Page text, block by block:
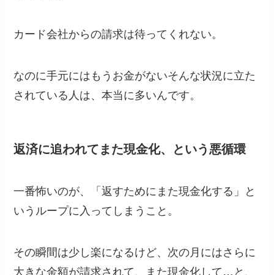
カード会社からの請求は待ってくれない。
なのに手元にはもうお金がないそんな状況に立た
されている人は、本当に多いんです。
返済に追われてまた現金化、という悪循環
一番怖いのが、「返すためにまた現金化する」と
いうループに入ってしまうこと。
その瞬間は少し楽になるけど、次の月にはさらに
大きな金額が請求されて、また現金化して…と、